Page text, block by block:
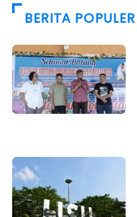
BERITA POPULER